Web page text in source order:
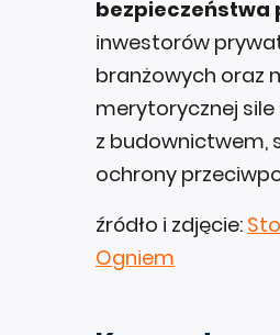
bezpieczeństwa
inwestorów
branżowych oraz
merytorycznej
z budownictwem,
ochrony
źródło i zdjęcie:
Ogniem